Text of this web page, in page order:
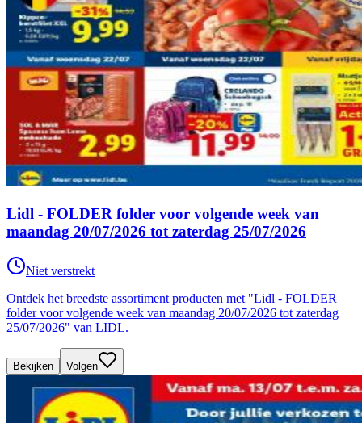
Lidl - FOLDER folder voor volgende week van
maandag 20/07/2026 tot zaterdag 25/07/2026
Niet verstrekt
Ontdek het breedste assortiment producten met "Lidl - FOLDER
folder voor volgende week van maandag 20/07/2026 tot zaterdag
25/07/2026" van LIDL.
Bekijken Volgen